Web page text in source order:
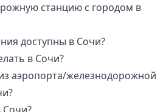
станцию с городом в
доступны в Сочи?
в Сочи?
аэропорта/железнодорожной